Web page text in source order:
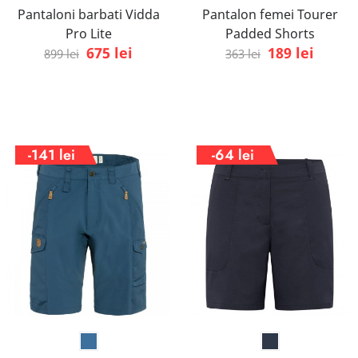
Pantaloni barbati Vidda
Pro Lite
899 lei 675 lei
Pantalon femei Tourer
Padded Shorts
363 lei 189 lei
-141 lei -64 lei